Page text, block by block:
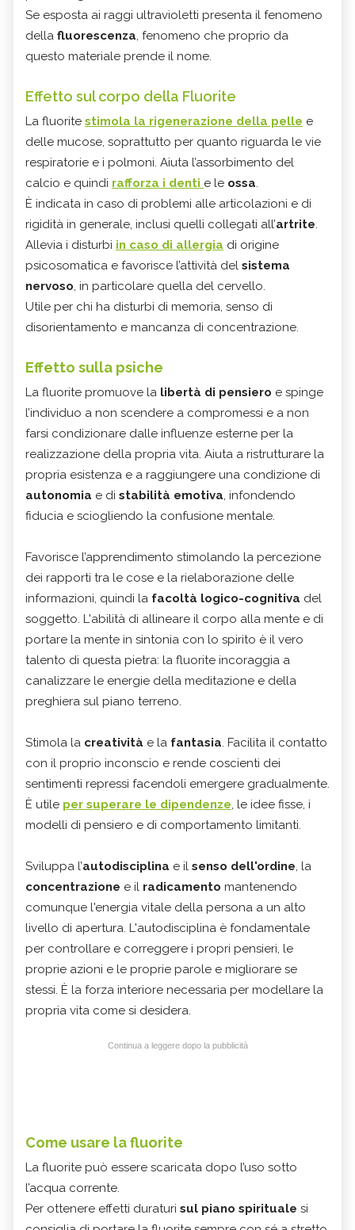
Se esposta ai raggi ultravioletti presenta il fenomeno
della fluorescenza , fenomeno che proprio da
questo materiale prende il nome.
Effetto sul corpo della Fluorite
La fluorite stimola la rigenerazione della pelle e
delle mucose, soprattutto per quanto riguarda le vie
respiratorie e i polmoni. Aiuta l’assorbimento del
calcio e quindi rafforza i denti e le ossa
È indicata in caso di problemi alle articolazioni e di
rigidità in generale, inclusi quelli collegati all’artrite
Allevia i disturbi in caso di allergia di origine
psicosomatica e favorisce l’attività del sistema
nervoso , in particolare quella del cervello.
Utile per chi ha disturbi di memoria, senso di
disorientamento e mancanza di concentrazione.
Effetto sulla psiche
La fluorite promuove la libertà di pensiero e spinge
l’individuo a non scendere a compromessi e a non
farsi condizionare dalle influenze esterne per la
realizzazione della propria vita. Aiuta a ristrutturare la
propria esistenza e a raggiungere una condizione di
autonomia e di stabilità emotiva , infondendo
fiducia e sciogliendo la confusione mentale.
Favorisce l’apprendimento stimolando la percezione
dei rapporti tra le cose e la rielaborazione delle
informazioni, quindi la facoltà logico-cognitiva del
soggetto. L'abilità di allineare il corpo alla mente e di
portare la mente in sintonia con lo spirito è il vero
talento di questa pietra: la fluorite incoraggia a
canalizzare le energie della meditazione e della
preghiera sul piano terreno.
Stimola la creatività e la fantasia . Facilita il contatto
con il proprio inconscio e rende coscienti dei
sentimenti repressi facendoli emergere gradualmente.
È utile per superare le dipendenze , le idee fisse, i
modelli di pensiero e di comportamento limitanti.
Sviluppa l’autodisciplina e il senso dell'ordine , la
concentrazione e il radicamento mantenendo
comunque l'energia vitale della persona a un alto
livello di apertura. L'autodisciplina è fondamentale
per controllare e correggere i propri pensieri, le
proprie azioni e le proprie parole e migliorare se
stessi. È la forza interiore necessaria per modellare la
propria vita come si desidera.
Continua a leggere dopo la pubblicità
Come usare la fluorite
La fluorite può essere scaricata dopo l’uso sotto
l’acqua corrente.
Per ottenere effetti duraturi sul piano spirituale si